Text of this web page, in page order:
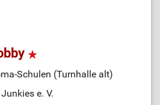
Schulen (Turnhalle alt)
e. V.